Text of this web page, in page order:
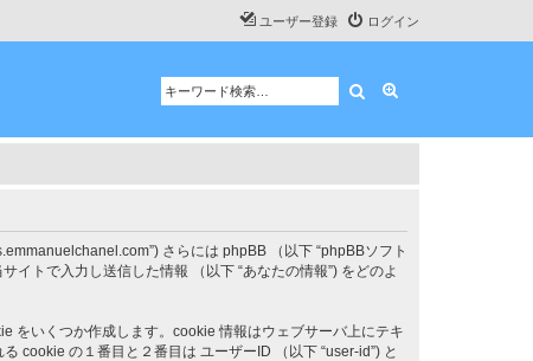
ログイン
ユーザー登録
検索
さらには phpBB （以下 “phpBBソフト
イトで入力し送信した情報 （以下 “あなたの情報”) をどのよ
をいくつか作成します。cookie 情報はウェブサーバ上にテキ
cookie の１番目と２番目は ユーザーID （以下 “user-id”) と